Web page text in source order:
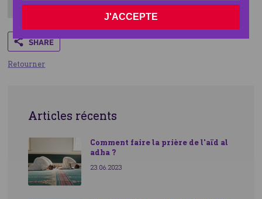
J'ACCEPTE
Paris, France
Share
Retourner
Articles récents
Comment faire la prière de l'aïd al
adha ?
23.06.2023